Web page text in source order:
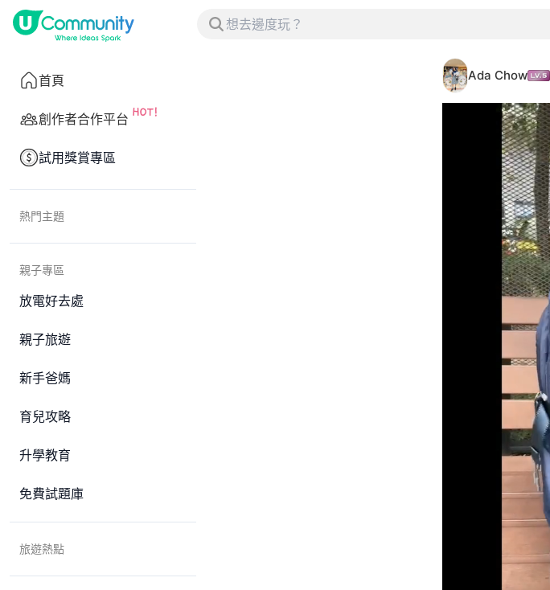
首頁
創作者合作平台
試用獎賞專區
熱門主題
親子專區
放電好去處
親子旅遊
新手爸媽
育兒攻略
升學教育
免費試題庫
旅遊熱點
Ada Chow